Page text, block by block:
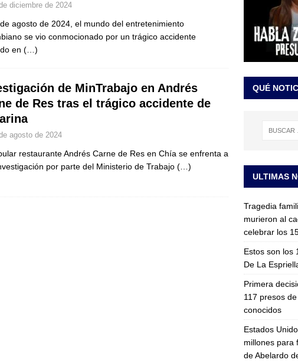
anuncia paquete de US$1.000 millones para fortalecer la
de la Espriella LO ÚLTIMO
fue trasladada de la Escuela de Carabineros a La Picaleña: los
diciembre de 2024
agosto de 2024, el mundo del entretenimiento
se vio conmocionado por un trágico accidente
en (…)
de MinTrabajo en Andrés
de Res tras el trágico accidente de
agosto de 2024
restaurante Andrés Carne de Res en Chía se enfrenta a
por parte del Ministerio de Trabajo (…)
QUÉ
ULTIMAS
Tragedia
murieron al
celebrar los
Estos son los
De La
Primera
117 presos
conocidos
Estados
millones para
de Abelardo